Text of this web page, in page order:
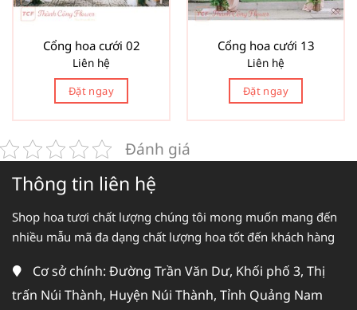
Cổng hoa cưới 02
Liên hệ
Đặt ngay
Cổng hoa cưới 13
Liên hệ
Đặt ngay
Đánh giá
Thông tin liên hệ
Shop hoa tươi chất lượng chúng tôi mong muốn mang đến
nhiều mẫu mã đa dạng chất lượng hoa tốt đến khách hàng
Cơ sở chính: Đường Trần Văn Dư, Khối phố 3, Thị
trấn Núi Thành, Huyện Núi Thành, Tỉnh Quảng Nam